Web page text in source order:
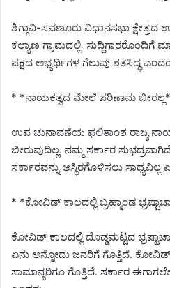
ಶಿಗ್ಗಾವಿ-ಸವಣೂರು ವಿಧಾನಸಭಾ
ಕಲ್ಯಾಣ ಗ್ರಾಮದಲ್ಲಿ ಸುದ್ದಿಗಾರರೊಂದಿಗೆ
ಪಕ್ಷದ ಅಭ್ಯರ್ಥಿಗಳ ಗೆಲುವು ಶತಸಿದ್ಧ
* *ನಾಯಕತ್ವದ ಮೇಲೆ ಪರಿಣಾಮ ಬೀರಲ್ಲ*
ಉಪ ಚುನಾವಣೆಯ ಫಲಿತಾಂಶ ರಾಜ್ಯ
ಬೀರುವುದಿಲ್ಲ. ನಮ್ಮ ಸರ್ಕಾರ
ಸರ್ಕಾರವನ್ನು ಅಸ್ಥಿರಗೊಳಿಸಲು ಸಾಧ್ಯವಿಲ್ಲ
* *ಕೋವಿಡ್ ಕಾಲದಲ್ಲಿ ಬ್ರಹ್ಮಾಂಡ
ಕೋವಿಡ್ ಕಾಲದಲ್ಲಿ ದೊಡ್ಡಮಟ್ಟದ
ಏನು ಅನ್ನೋದು ಜನರಿಗೆ ಗೊತ್ತಿದೆ.
ಸಾಮಾನ್ಯರಿಗೂ ಗೊತ್ತಿದೆ. ಸರ್ಕಾರ